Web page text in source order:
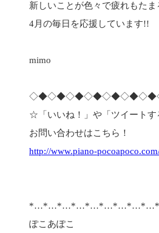
新しいことが色々で疲れもた
4月の毎日を応援しています!!
mimo
☆「いいね！」や「ツイート
お問い合わせはこちら！
http://www.piano-
ぽこあぽこ